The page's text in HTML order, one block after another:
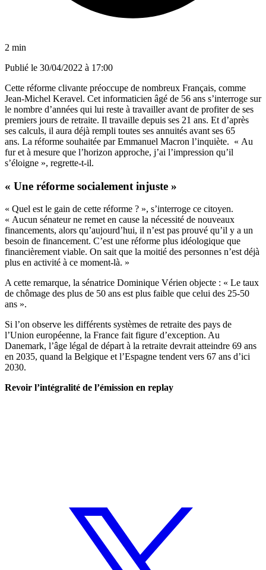
2 min
Publié le 30/04/2022 à 17:00
Cette réforme clivante préoccupe de nombreux Français, comme
Jean-Michel Keravel. Cet informaticien âgé de 56 ans s’interroge sur
le nombre d’années qui lui reste à travailler avant de profiter de ses
premiers jours de retraite. Il travaille depuis ses 21 ans. Et d’après
ses calculs, il aura déjà rempli toutes ses annuités avant ses 65
ans. La réforme souhaitée par Emmanuel Macron l’inquiète. « Au
fur et à mesure que l’horizon approche, j’ai l’impression qu’il
s’éloigne », regrette-t-il.
« Une réforme socialement injuste »
« Quel est le gain de cette réforme ? », s’interroge ce citoyen.
« Aucun sénateur ne remet en cause la nécessité de nouveaux
financements, alors qu’aujourd’hui, il n’est pas prouvé qu’il y a un
besoin de financement. C’est une réforme plus idéologique que
financièrement viable. On sait que la moitié des personnes n’est déjà
plus en activité à ce moment-là. »
A cette remarque, la sénatrice Dominique Vérien objecte : « Le taux
de chômage des plus de 50 ans est plus faible que celui des 25-50
ans ».
Si l’on observe les différents systèmes de retraite des pays de
l’Union européenne, la France fait figure d’exception. Au
Danemark, l’âge légal de départ à la retraite devrait atteindre 69 ans
en 2035, quand la Belgique et l’Espagne tendent vers 67 ans d’ici
2030.
Revoir l’intégralité de l’émission en replay